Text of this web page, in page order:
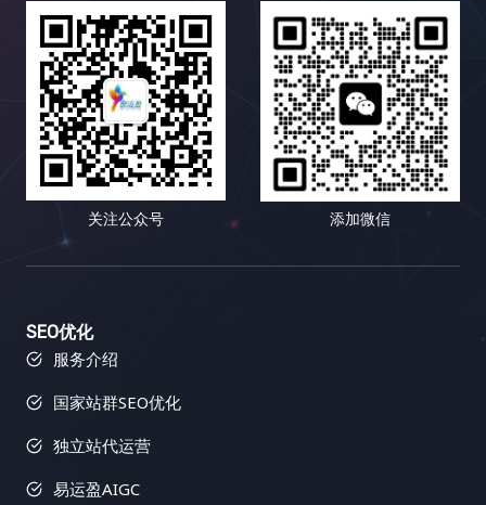
社交电商平台，其链接建设策略非常值得学习和借
鉴。 小红书的成功并非偶然，而是精心策划和运营的
结果。 让我们深入剖析小红书是如何玩转链接建设
的： 小红书的成功案例表明，高质量的内容和活跃的
社区是链接建设的基石。 通过创造有价值的内容，吸
引用户参与，并引导用户分享和转载，可以获得大量
的、高质量的外部链接，并提升网站的流量、知名度
和最终的转化率。 六、 常见误区：你需要避免哪些
坑？ 在进行链接建设的道路上，充满了各种陷阱和误
区。 避免这些误区可以帮助你少走弯路，提高效率，
复杂的过程，需要不断地学习、实践和优化。 数据驱
动是链接建设成功的关键。 通过追踪和分析数据，你
策略，最终实现网站流量的持续增长，并最终实现你
短跑，需要坚持不懈的努力和持续的优化。 只有不断
学习，不断改进，才能在激烈的竞争中脱颖而出。 易
内容，从而提升你的内容营销效果。高质量的内容是
吸引链接的关键，因为它可以为用户提供价值，并鼓
励其他网站链接到你的网站，从而提升你的网站权威
性和排名。好的内容也更容易在社交媒体上被分享，
从而带来更多的曝光率和流量。 三、Semrush：多功
能搜索引擎优化工具，助力链接建设 Semrush 就像
一位多才多艺的助手，可以帮助你进行关键词研究、
竞争对手分析、网站审核等等，全方位提升你的搜索
引擎优化效果。它不仅可以帮助你分析竞争对手，还
可以帮助你跟踪你的搜索引擎优化进度，并提供可操
存在的问题，并提供解决方案，让你可以更好地优化
你的网站，并获得更好的搜索引擎排名和更多的流
Semrush 的反向链接分析功能可以帮助你分析竞争对
手的反向链接情况，包括链接数量、链接质量、链接
来源等等。通过分析竞争对手的链接策略，你可以找
到潜在的链接建设目标，并制定更有效的链接建设策
间和资源，进行更深入的关键词研究和内容优化。 最
后，资源匮乏也是小语种搜索引擎优化面临的一个难
题。相比于英语等主流语言，小语种搜索引擎优化的
学习资源和工具相对匮乏。找到合适的工具和资源需
要花费更多的时间和精力。你可能需要尝试不同的工
具，并进行比较和筛选。 然而，挑战与机遇并存。随
着全球化的深入发展，小语种市场蕴藏着巨大的潜
力。这是一个尚未完全开发的蓝海市场。掌握小语种
搜索引擎优化技巧，就能抢占先机，在蓝海市场中获
得丰厚的回报。想想看，如果你的网站能够在竞争相
对较小的市场中获得领先地位，那将带来多么巨大的
更高的市场份额。 二、小语种搜索引擎优化工具箱：
武装你的网站，征服全球 想要在小语种搜索引擎优化
的网站。以下是一些经过实战检验的利器，它们涵盖
容优化等多个方面。它们能够帮助你提升网站排名，
吸引更多目标用户。 三、小语种搜索引擎优化的最佳
失和用户参与度的下降。 互联网用户是一个极其庞大
且异质性极高的群体，不同的用户拥有不同的背景、
兴趣、需求、学习风格、认知模式和行为习惯。有些
人喜欢深入阅读长篇的专业文章，有些人则更倾向于
观看短小精悍的视频教程；有些人对数据和图表情有
独钟，有些人则更容易被生动的故事和案例所打动；
有些人喜欢积极参与互动，分享自己的观点和经验，
有些人则更倾向于被动地接收信息，默默地汲取知
识。内容多样化策略正是为了满足这些不同用户的个
性化需求，提供更具针对性、更 engaging、更富有
长、品牌影响力的提升以及商业目标的全面达成。
二、内容多样化策略的武器库：如何让你的网站“百花
的精准画像和网站的整体战略定位，选择最合适的内
起，构建一个完整、和谐、充满活力的内容生态系
统。以下是一些常用的内容形式及其应用场景： 三、
关注公众号 添加微信
SEO优化
服务介绍
国家站群SEO优化
独立站代运营
易运盈AIGC